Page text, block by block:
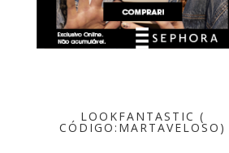
LOOKFANTASTIC (
CÓDIGO:MARTAVELOSO)